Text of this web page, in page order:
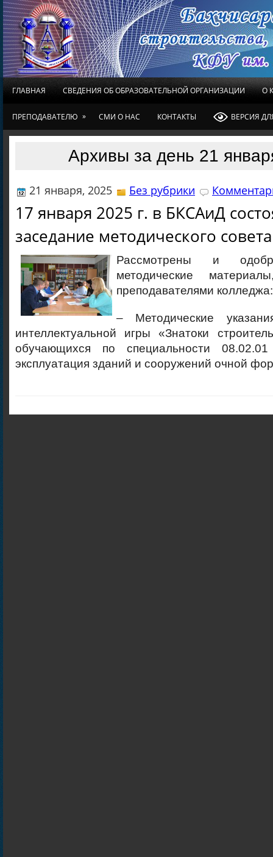
ГЛАВНАЯ СВЕДЕНИЯ ОБ ОБРАЗОВАТЕЛЬНОЙ ОРГАНИЗАЦИИ О
ПРЕПОДАВАТЕЛЮ » СМИ О НАС КОНТАКТЫ ВЕРСИЯ
Архивы за день 21
21 января, 2025 Без рубрики
17 января 2025 г. в БКСАиД
заседание методического
Рассмотрены и
методические
преподавателями колледжа:
– Методические
интеллектуальной игры «Знатоки
обучающихся по специальности
эксплуатация зданий и сооружений очной